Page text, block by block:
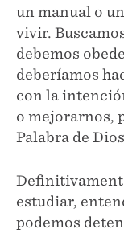
un manual o
vivir.
debemos
deberíamos
con la
o mejorarnos,
Palabra de
estudiar,
podemos